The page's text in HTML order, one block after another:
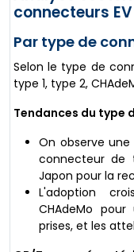
connecteurs
Par type de
Selon le type de
type 1, type 2,
Tendances du type
On observe
connecteur de
Japon pour la
L'adoption
CHAdeMo
prises, et les